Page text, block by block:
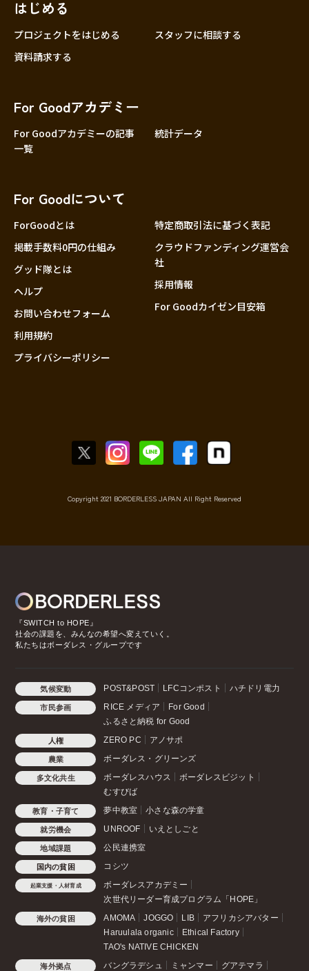
はじめる
プロジェクトをはじめる
スタッフに相談する
資料請求する
For Goodアカデミー
For Goodアカデミーの記事
一覧
統計データ
For Goodについて
ForGoodとは
掲載手数料0円の仕組み
グッド隊とは
ヘルプ
お問い合わせフォーム
利用規約
プライバシーポリシー
特定商取引法に基づく表記
クラウドファンディング運営会
社
採用情報
For Goodカイゼン目安箱
Copyright 2021 BORDERLESS JAPAN All Right Reserved
『SWITCH to HOPE』
社会の課題を、みんなの希望へ変えていく。
私たちはボーダレス・グループです
気候変動 POST&POST LFCコンポスト ハチドリ電力
市民参画 RICE メディア
For Good
ふるさと納税 for Good
人権 ZERO PC アノサポ
農業 ボーダレス・グリーンズ
多文化共生 ボーダレスハウス
ボーダレスビジット
むすびば
教育・子育て 夢中教室 小さな森の学童
就労機会 UNROOF いえとしごと
地域課題 公民連携室
国内の貧困 コシツ
起業支援・人材育成
ボーダレスアカデミー
次世代リーダー育成プログラム「HOPE」
海外の貧困 AMOMA JOGGO LIB
アフリカシアバター
Haruulala organic
Ethical Factory
TAO's NATIVE CHICKEN
海外拠点 バングラデシュ ミャンマー グアテマラ